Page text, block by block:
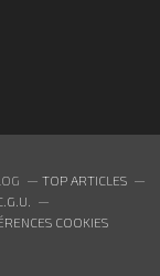
TOP ARTICLES
COOKIES